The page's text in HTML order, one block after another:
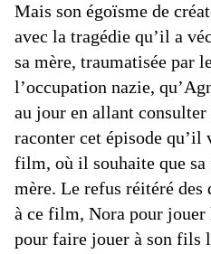
Mais son égoïsme de
avec la tragédie qu’il a
sa mère, traumatisée par
l’occupation nazie,
au jour en allant consulter
raconter cet épisode
film, où il souhaite que
mère. Le refus réitéré des
à ce film, Nora pour
pour faire jouer à son fils